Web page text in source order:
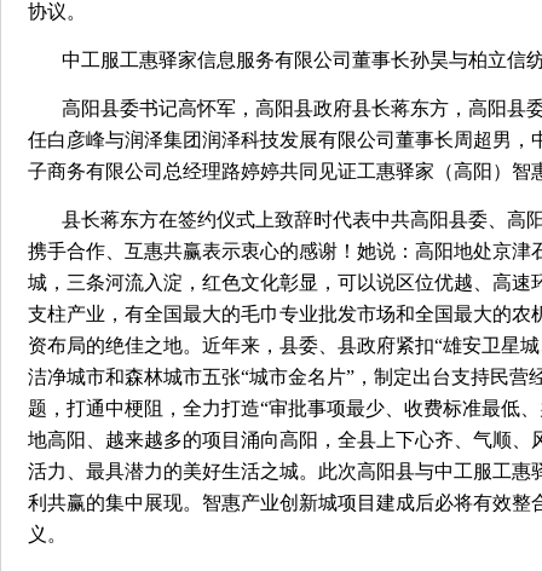
协议。
中工服工惠驿家信息服务有限公司董事长孙昊与柏立信
高阳县委书记高怀军，高阳县政府县长蒋东方，高阳县
任白彦峰与润泽集团润泽科技发展有限公司董事长周超男
子商务有限公司总经理路婷婷共同见证工惠驿家（高阳）智
县长蒋东方在签约仪式上致辞时代表中共高阳县委、高
携手合作、互惠共赢表示衷心的感谢！她说：高阳地处京
城，三条河流入淀，红色文化彰显，可以说区位优越、高
支柱产业，有全国最大的毛巾专业批发市场和全国最大的
资布局的绝佳之地。近年来，县委、县政府紧扣“雄安卫星
洁净城市和森林城市五张“城市金名片”，制定出台支持民
题，打通中梗阻，全力打造“审批事项最少、收费标准最低
地高阳、越来越多的项目涌向高阳，全县上下心齐、气顺
活力、最具潜力的美好生活之城。此次高阳县与中工服工
利共赢的集中展现。智惠产业创新城项目建成后必将有效
义。